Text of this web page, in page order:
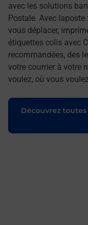
avec les solutions
Postale. Avec
vous déplacer,
étiquettes colis avec
recommandées, des
votre courrier à votre
voulez, où vous
Découvrez